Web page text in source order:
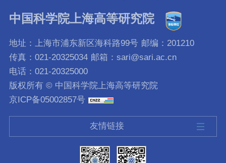
中国科学院上海高等研究院
地址：上海市浦东新区海科路99号 邮编：201210
传真：021-20325034 邮箱：sari@sari.ac.cn
电话：021-20325000
版权所有 © 中国科学院上海高等研究院
京ICP备05002857号
友情链接